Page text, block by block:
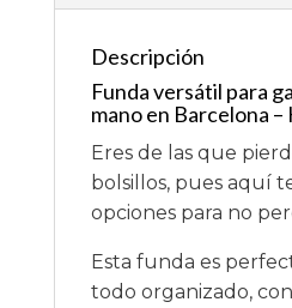
Descripción
Funda versátil para
mano en Barcelona –
Eres de las que
bolsillos, pues aquí
opciones para no
Esta funda es
todo organizado,